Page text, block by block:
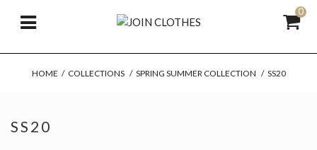
0
HOME / COLLECTIONS / SPRING SUMMER COLLECTION / SS20
SS20